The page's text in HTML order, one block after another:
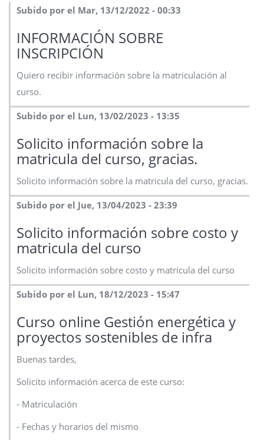
Subido por el Mar, 13/12/2022 - 00:33
INFORMACIÓN SOBRE
INSCRIPCIÓN
Quiero recibir información sobre la matriculación al
curso.
Subido por el Lun, 13/02/2023 - 13:35
Solicito información sobre la
matricula del curso, gracias.
Solicito información sobre la matricula del curso, gracias.
Subido por el Jue, 13/04/2023 - 23:39
Solicito información sobre costo y
matricula del curso
Solicito información sobre costo y matricula del curso
Subido por el Lun, 18/12/2023 - 15:47
Curso online Gestión energética y
proyectos sostenibles de infra
Buenas tardes,
Solicito información acerca de este curso:
- Matriculación
- Fechas y horarios del mismo